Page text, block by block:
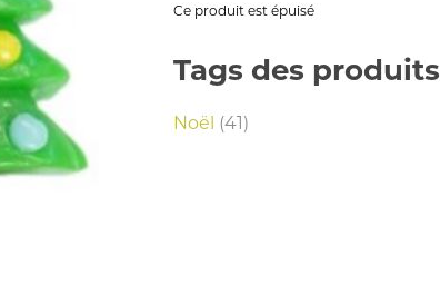
Ce produit est épuisé
Tags des produits
Noël (41)